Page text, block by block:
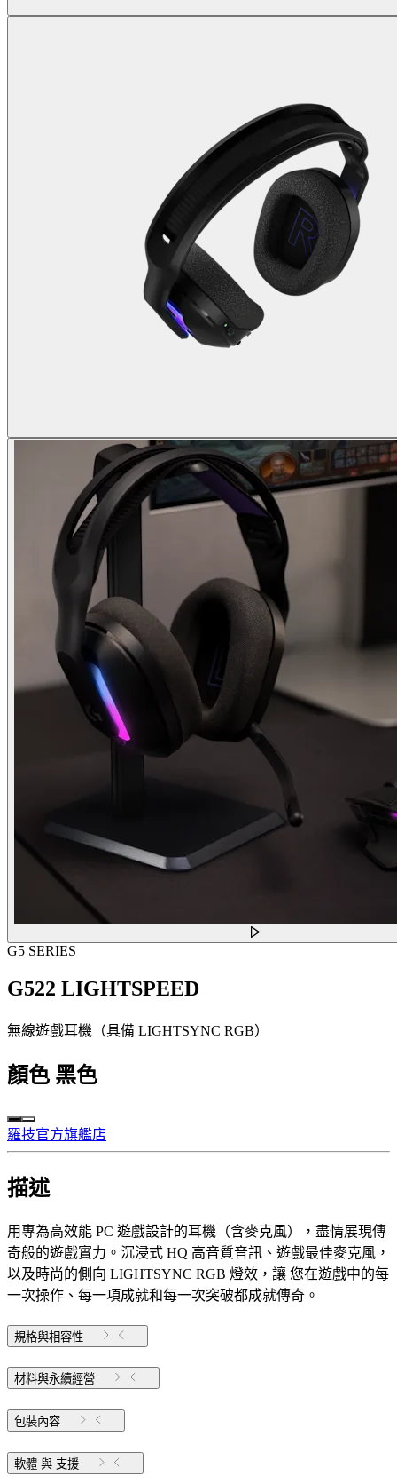
G5 SERIES
G522 LIGHTSPEED
無線遊戲耳機（具備 LIGHTSYNC RGB）
顏色 黑色
羅技官方旗艦店
描述
用專為高效能 PC 遊戲設計的耳機（含麥克風），盡情展現傳
奇般的遊戲實力。沉浸式 HQ 高音質音訊、遊戲最佳麥克風，
以及時尚的側向 LIGHTSYNC RGB 燈效，讓 您在遊戲中的每
一次操作、每一項成就和每一次突破都成就傳奇。
規格與相容性
材料與永續經營
包裝內容
軟體 與 支援